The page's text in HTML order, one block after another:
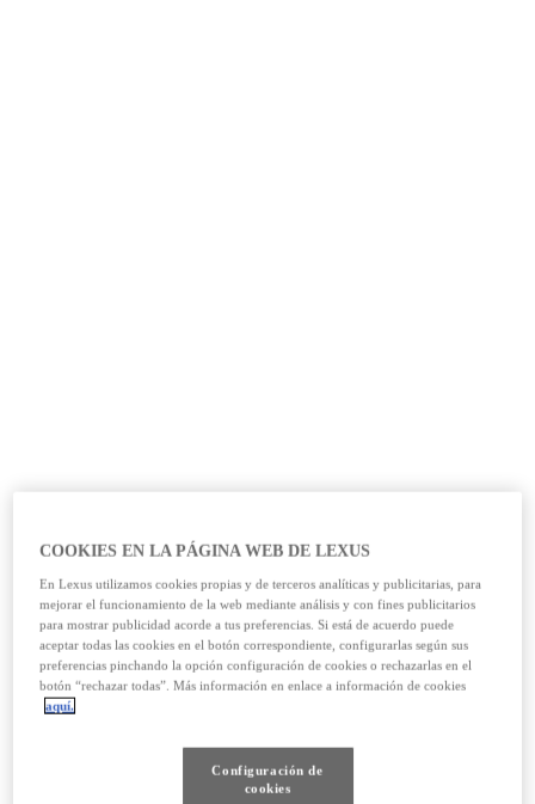
COOKIES EN LA PÁGINA WEB DE LEXUS
En Lexus utilizamos cookies propias y de terceros analíticas y publicitarias, para
mejorar el funcionamiento de la web mediante análisis y con fines publicitarios
para mostrar publicidad acorde a tus preferencias. Si está de acuerdo puede
aceptar todas las cookies en el botón correspondiente, configurarlas según sus
preferencias pinchando la opción configuración de cookies o rechazarlas en el
botón “rechazar todas”. Más información en enlace a información de cookies
aquí.
Configuración de
cookies